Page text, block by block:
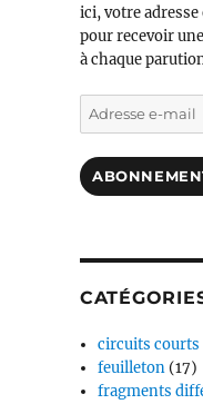
ici, votre
pour recevoir
à chaque
Adresse
e-
circuits courts
feuilleton (17)
fragments